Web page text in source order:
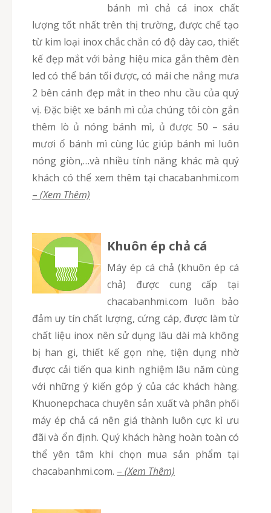
bánh mì chả cá inox chất
lượng tốt nhất trên thị trường, được chế tạo
từ kim loại inox chắc chắn có độ dày cao, thiết
kế đẹp mắt với bảng hiệu mica gắn thêm đèn
led có thể bán tối được, có mái che nắng mưa
2 bên cánh đẹp mắt in theo nhu cầu của quý
vị. Đặc biệt xe bánh mì của chúng tôi còn gắn
thêm lò ủ nóng bánh mì, ủ được 50 – sáu
mươi ổ bánh mì cùng lúc giúp bánh mì luôn
nóng giòn,…và nhiều tính năng khác mà quý
khách có thể xem thêm tại chacabanhmi.com
– (Xem Thêm)
Khuôn ép chả cá
Máy ép cá chả (khuôn ép cá
chả) được cung cấp tại
chacabanhmi.com luôn bảo
đảm uy tín chất lượng, cứng cáp, được làm từ
chất liệu inox nên sử dụng lâu dài mà không
bị han gi, thiết kế gọn nhẹ, tiện dụng nhờ
được cải tiến qua kinh nghiệm lâu năm cùng
với những ý kiến góp ý của các khách hàng.
Khuonepchaca chuyên sản xuất và phân phối
máy ép chả cá nên giá thành luôn cực kì ưu
đãi và ổn định. Quý khách hàng hoàn toàn có
thể yên tâm khi chọn mua sản phẩm tại
chacabanhmi.com. – (Xem Thêm)